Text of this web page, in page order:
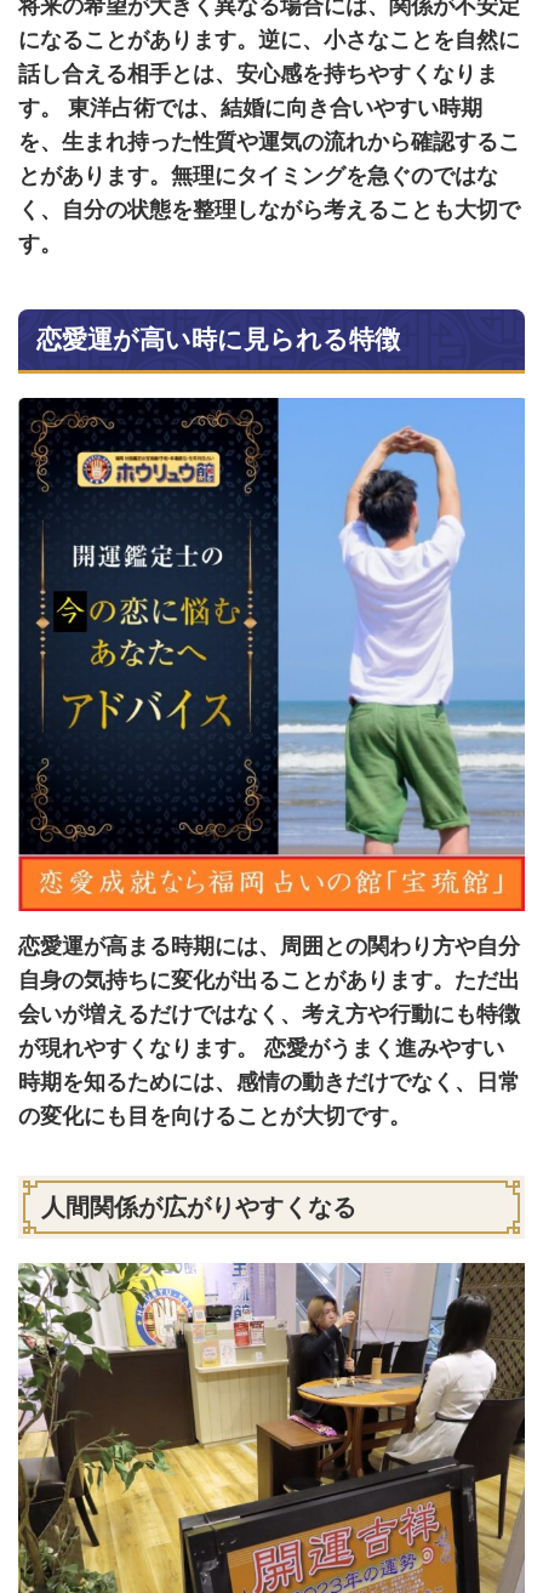
将来の希望が大きく異なる場合には、関係が不安定
になることがあります。逆に、小さなことを自然に
話し合える相手とは、安心感を持ちやすくなりま
す。 東洋占術では、結婚に向き合いやすい時期
を、生まれ持った性質や運気の流れから確認するこ
とがあります。無理にタイミングを急ぐのではな
く、自分の状態を整理しながら考えることも大切で
す。
恋愛運が高い時に見られる特徴
恋愛運が高まる時期には、周囲との関わり方や自分
自身の気持ちに変化が出ることがあります。ただ出
会いが増えるだけではなく、考え方や行動にも特徴
が現れやすくなります。 恋愛がうまく進みやすい
時期を知るためには、感情の動きだけでなく、日常
の変化にも目を向けることが大切です。
人間関係が広がりやすくなる